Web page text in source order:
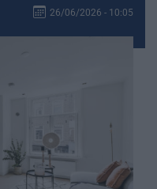
26/06/2026 - 10:05